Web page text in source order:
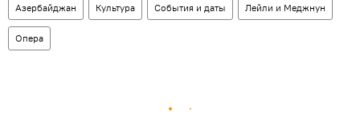
Азербайджан Культура События и даты Лейли и Меджнун
Опера